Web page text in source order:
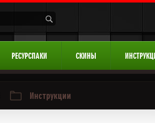
РЕСУРСПАКИ СКИНЫ
Инструкции